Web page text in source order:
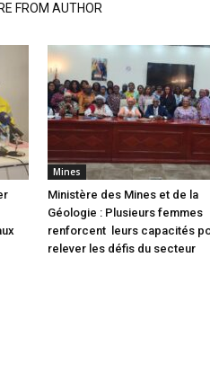
FROM AUTHOR
Mines
Ministère des Mines et de la
Géologie : Plusieurs femmes
renforcent leurs capacités
relever les défis du secteur